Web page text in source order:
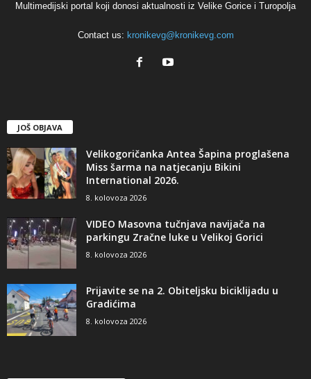
Multimedijski portal koji donosi aktualnosti iz Velike Gorice i Turopolja
Contact us: kronikevg@kronikevg.com
JOŠ OBJAVA
Velikogoričanka Antea Šapina proglašena
Miss šarma na natjecanju Bikini
International 2026.
8. kolovoza 2026
VIDEO Masovna tučnjava navijača na
parkingu Zračne luke u Velikoj Gorici
8. kolovoza 2026
Prijavite se na 2. Obiteljsku biciklijadu u
Gradićima
8. kolovoza 2026